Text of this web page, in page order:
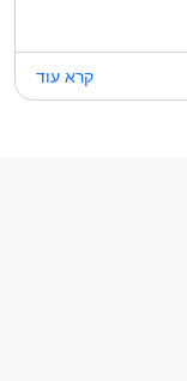
קרא עוד